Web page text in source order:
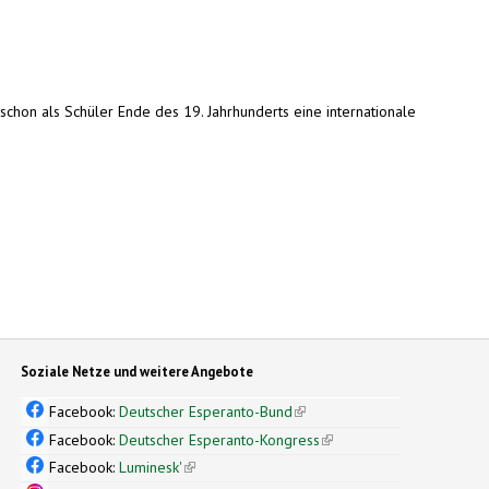
als Schüler Ende des 19. Jahrhunderts eine internationale
Soziale Netze und weitere Angebote
Facebook:Deutscher Esperanto-Bund(link is external)
Facebook:Deutscher Esperanto-Kongress(link is external)
Facebook:Luminesk'(link is external)